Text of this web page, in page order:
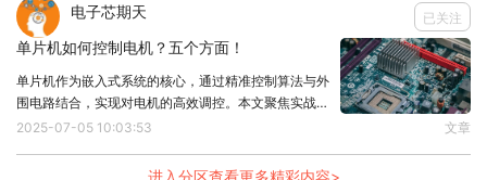
拿掉了（读取永远是0，不可写入），仅剩 GPR3，
好在这个 GPR3 上没有系统控制功能，可供用户自由
读写，但也仅低 16bit 有效，高 16bit 是只读的。
样作用，都必须去复位寄存器。
电子芯期天 已关注
单片机如何控制电机？五个方面！
单片机作为嵌入式系统的核心，通过精准控制算法与外
围电路结合，实现对电机的高效调控。本文聚焦实战要
点，提炼关键技术框架。1. 控制方式PWM调速：通过
桥驱动：采用L298N/TB6612FNG等
2025-07-05 10:03:53 文章
进入分区查看更多精彩内容>